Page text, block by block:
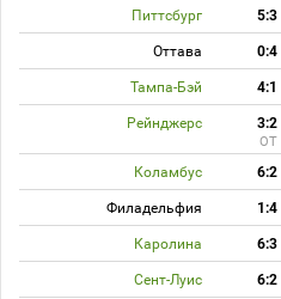
Питтсбург 5:3
Оттава 0:4
Тампа-Бэй 4:1
Рейнджерс 3:2
ОТ
Коламбус 6:2
Филадельфия 1:4
Каролина 6:3
Сент-Луис 6:2